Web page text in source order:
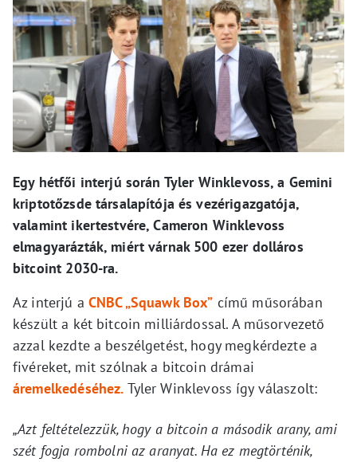
Egy hétfői interjú során Tyler Winklevoss, a Gemini
kriptotőzsde társalapítója és vezérigazgatója,
valamint ikertestvére, Cameron Winklevoss
elmagyarázták, miért várnak 500 ezer dolláros
bitcoint 2030-ra.
Az interjú a CNBC „Squawk Box” című műsorában
készült a két bitcoin milliárdossal. A műsorvezető
azzal kezdte a beszélgetést, hogy megkérdezte a
fivéreket, mit szólnak a bitcoin drámai
áremelkedéséhez. Tyler Winklevoss így válaszolt:
„Azt feltételezzük, hogy a bitcoin a második arany, ami
szét fogja rombolni az aranyat. Ha ez megtörténik,